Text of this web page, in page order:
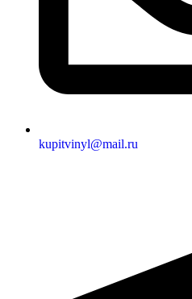
kupitvinyl@mail.ru